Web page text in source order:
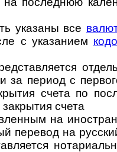
указаны все
с ука­за­нием
период с
счета по
счета
на
пере­вод на